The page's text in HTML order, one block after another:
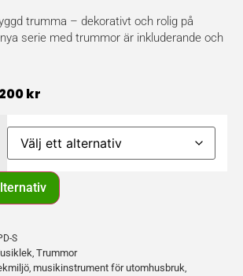
trumma – dekorativt och rolig på
serie med trummor är inkluderande och
kr
S
, Trummor
, musikinstrument för utomhusbruk,